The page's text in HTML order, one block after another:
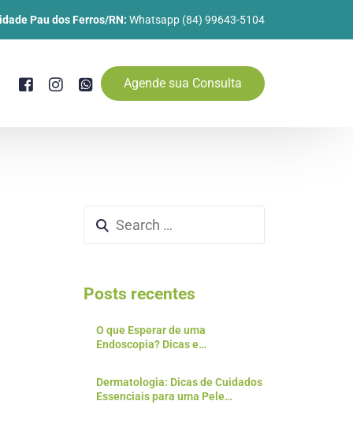
Pau dos Ferros/RN: Whatsapp (84) 99643-5104
Agende sua Consulta
Posts recentes
O que Esperar de uma
Endoscopia? Dicas e
Dermatologia: Dicas de Cuidados
Essenciais para uma Pele